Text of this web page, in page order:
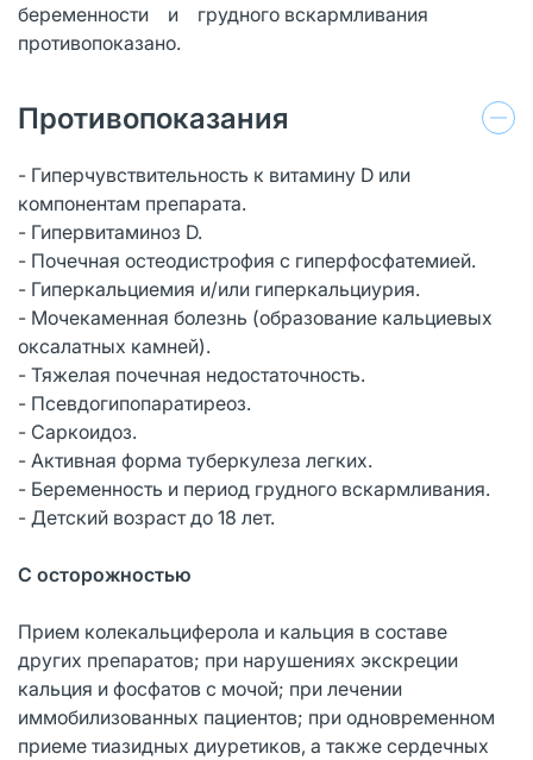
беременности и грудного вскармливания
противопоказано.
Противопоказания
- Гиперчувствительность к витамину D или
компонентам препарата.
- Гипервитаминоз D.
- Почечная остеодистрофия с гиперфосфатемией.
- Гиперкальциемия и/или гиперкальциурия.
- Мочекаменная болезнь (образование кальциевых
оксалатных камней).
- Тяжелая почечная недостаточность.
- Псевдогипопаратиреоз.
- Саркоидоз.
- Активная форма туберкулеза легких.
- Беременность и период грудного вскармливания.
- Детский возраст до 18 лет.
С осторожностью
Прием колекальциферола и кальция в составе
других препаратов; при нарушениях экскреции
кальция и фосфатов с мочой; при лечении
иммобилизованных пациентов; при одновременном
приеме тиазидных диуретиков, а также сердечных